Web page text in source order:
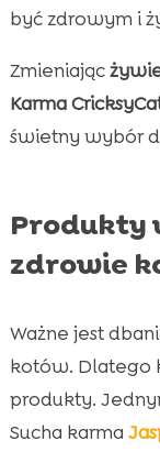
być zdrowym i
Zmieniając
Karma
świetny wybór
Produkty
zdrowie
Ważne jest
kotów. Dlatego
produkty.
Sucha karma